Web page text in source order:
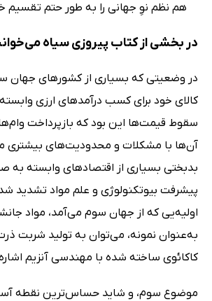
هم نظم نوِ جهانی را به طور حتم تقسیم
در بخشی از کتاب پیروزی سیاه
در وضعیتی که بسیاری از کشورهای جهان
کالای خود برای کسب درآمدهای ارزی
سقوط قیمت‌ها این بود که بازپرداخت
آن‌ها با مشکلات و محدودیت‌های بیشتری
بدبختی بسیاری از اقتصادهای وابسته به
پیشرفت بیوتکنولوژی و علم مواد تشدید
اولیه‌یی که از جهان سوم می‌آمد، مواد
به‌عنوان نمونه، می‌توان به تولید شربت
کاکائوی ساخته شده با مهندسی آنزیم
موضوع سوم، و شاید حساس‌ترین نقطه